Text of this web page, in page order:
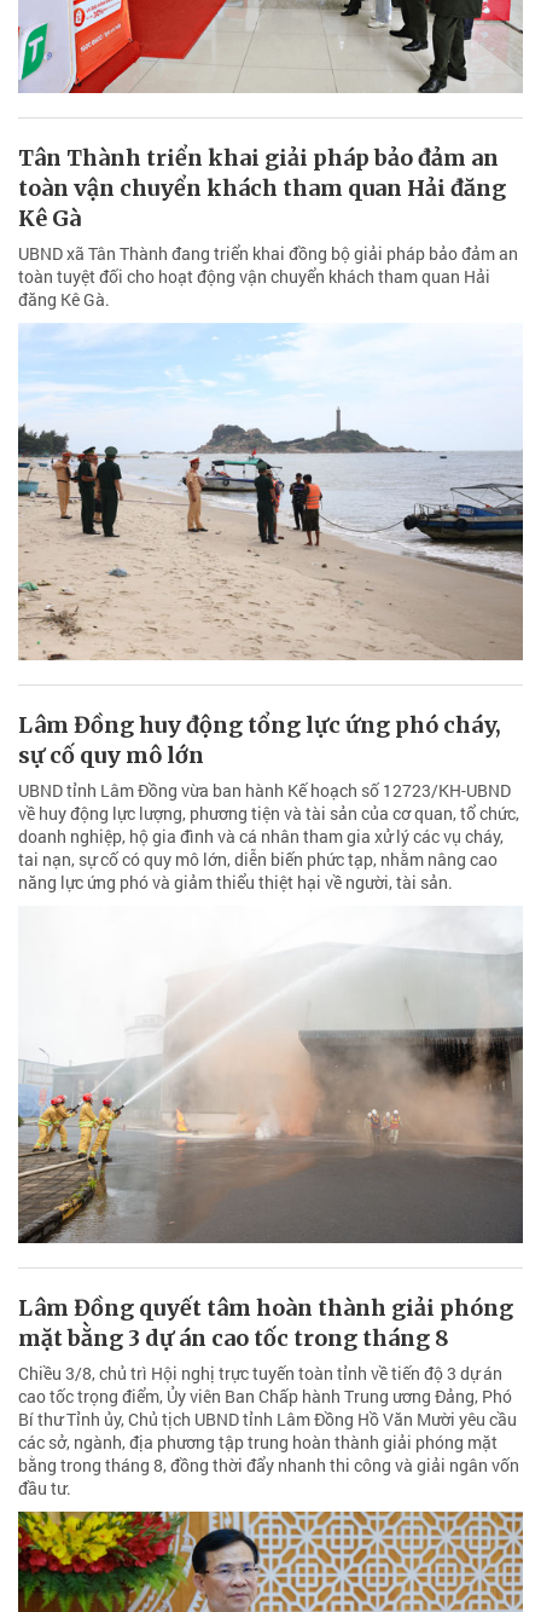
Tân Thành triển khai giải pháp bảo đảm an
toàn vận chuyển khách tham quan Hải đăng
Kê Gà
UBND xã Tân Thành đang triển khai đồng bộ giải pháp bảo đảm an
toàn tuyệt đối cho hoạt động vận chuyển khách tham quan Hải
đăng Kê Gà.
Lâm Đồng huy động tổng lực ứng phó cháy,
sự cố quy mô lớn
UBND tỉnh Lâm Đồng vừa ban hành Kế hoạch số 12723/KH-UBND
về huy động lực lượng, phương tiện và tài sản của cơ quan, tổ chức,
doanh nghiệp, hộ gia đình và cá nhân tham gia xử lý các vụ cháy,
tai nạn, sự cố có quy mô lớn, diễn biến phức tạp, nhằm nâng cao
năng lực ứng phó và giảm thiểu thiệt hại về người, tài sản.
Lâm Đồng quyết tâm hoàn thành giải phóng
mặt bằng 3 dự án cao tốc trong tháng 8
Chiều 3/8, chủ trì Hội nghị trực tuyến toàn tỉnh về tiến độ 3 dự án
cao tốc trọng điểm, Ủy viên Ban Chấp hành Trung ương Đảng, Phó
Bí thư Tỉnh ủy, Chủ tịch UBND tỉnh Lâm Đồng Hồ Văn Mười yêu cầu
các sở, ngành, địa phương tập trung hoàn thành giải phóng mặt
bằng trong tháng 8, đồng thời đẩy nhanh thi công và giải ngân vốn
đầu tư.